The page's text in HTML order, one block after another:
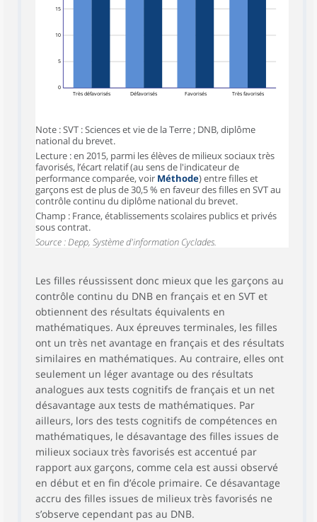
0
5
10
15
Très défavorisés Défavorisés Favorisés Très favorisés
Note : SVT : Sciences et vie de la Terre ; DNB, diplôme
national du brevet.
Lecture : en 2015, parmi les élèves de milieux sociaux très
favorisés, l’écart relatif (au sens de l'indicateur de
performance comparée, voir Méthode) entre filles et
garçons est de plus de 30,5 % en faveur des filles en SVT au
contrôle continu du diplôme national du brevet.
Champ : France, établissements scolaires publics et privés
sous contrat.
Source : Depp, Système d'information Cyclades.
Les filles réussissent donc mieux que les garçons au
contrôle continu du DNB en français et en SVT et
obtiennent des résultats équivalents en
mathématiques. Aux épreuves terminales, les filles
ont un très net avantage en français et des résultats
similaires en mathématiques. Au contraire, elles ont
seulement un léger avantage ou des résultats
analogues aux tests cognitifs de français et un net
désavantage aux tests de mathématiques. Par
ailleurs, lors des tests cognitifs de compétences en
mathématiques, le désavantage des filles issues de
milieux sociaux très favorisés est accentué par
rapport aux garçons, comme cela est aussi observé
en début et en fin d’école primaire. Ce désavantage
accru des filles issues de milieux très favorisés ne
s’observe cependant pas au DNB.